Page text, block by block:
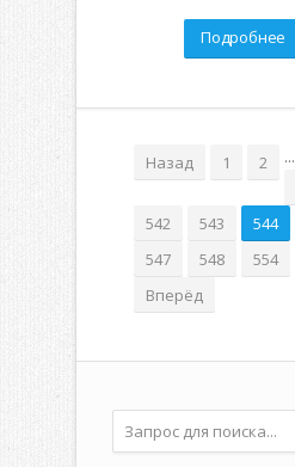
Подробнее
Назад 1 2
...
542
543 544
547
548 554
Вперёд